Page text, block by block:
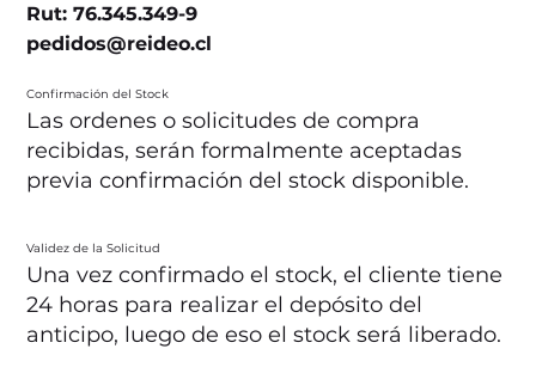
Rut: 76.345.349-9
pedidos@reideo.cl
Confirmación del Stock
Las ordenes o solicitudes de compra
recibidas, serán formalmente aceptadas
previa confirmación del stock disponible.
Validez de la Solicitud
Una vez confirmado el stock, el cliente tiene
24 horas para realizar el depósito del
anticipo, luego de eso el stock será liberado.